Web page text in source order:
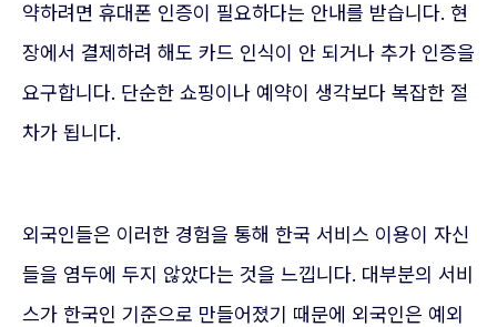
약하려면 휴대폰 인증이 필요하다는 안내를 받습니다. 현
장에서 결제하려 해도 카드 인식이 안 되거나 추가 인증을
요구합니다. 단순한 쇼핑이나 예약이 생각보다 복잡한 절
차가 됩니다.
외국인들은 이러한 경험을 통해 한국 서비스 이용이 자신
들을 염두에 두지 않았다는 것을 느낍니다. 대부분의 서비
스가 한국인 기준으로 만들어졌기 때문에 외국인은 예외